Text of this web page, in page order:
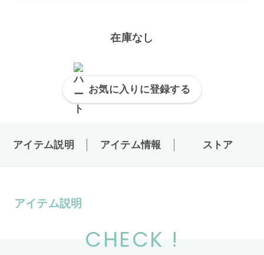
在庫なし
お気に入りに登録する
アイテム説明 アイテム情報 ストア
アイテム説明
CHECK !